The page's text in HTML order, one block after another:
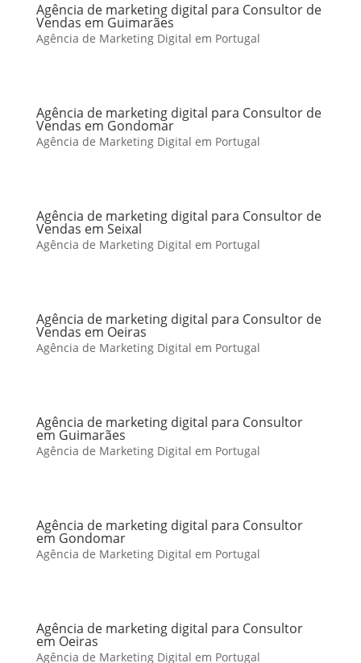
Agência de marketing digital para Consultor de
Vendas em Guimarães
Agência de Marketing Digital em Portugal
Agência de marketing digital para Consultor de
Vendas em Gondomar
Agência de Marketing Digital em Portugal
Agência de marketing digital para Consultor de
Vendas em Seixal
Agência de Marketing Digital em Portugal
Agência de marketing digital para Consultor de
Vendas em Oeiras
Agência de Marketing Digital em Portugal
Agência de marketing digital para Consultor
em Guimarães
Agência de Marketing Digital em Portugal
Agência de marketing digital para Consultor
em Gondomar
Agência de Marketing Digital em Portugal
Agência de marketing digital para Consultor
em Oeiras
Agência de Marketing Digital em Portugal